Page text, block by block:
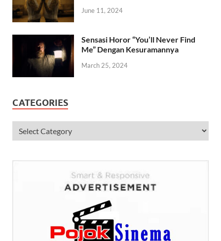
June 11, 2024
Sensasi Horor “You’ll Never Find
Me” Dengan Kesuramannya
March 25, 2024
CATEGORIES